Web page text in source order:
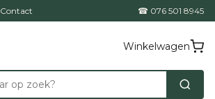
Contact ☎ 076 501 8945
Winkelwagen